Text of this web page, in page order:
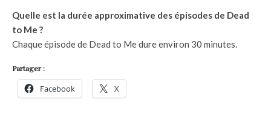
Quelle est la durée approximative des épisodes de Dead
to Me ?
Chaque épisode de Dead to Me dure environ 30 minutes.
Partager :
Facebook X